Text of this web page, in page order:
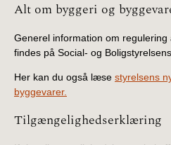
Alt om byggeri og
Generel information om
findes på Social- og
Her kan du også læse styrelsens
byggevarer.
Tilgængelighedserklæring